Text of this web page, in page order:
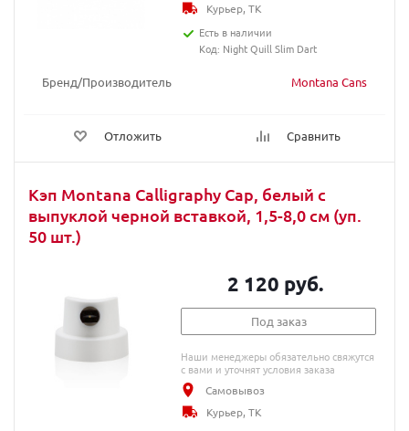
Бренд/Производитель Montana Cans
Отложить Сравнить
Курьер, ТК
Есть в наличии
Код: Night Quill Slim Dart
Кэп Montana Calligraphy Cap, белый с
выпуклой черной вставкой, 1,5-8,0 см (уп.
50 шт.)
2 120 руб.
Под заказ
Наши менеджеры обязательно свяжутся
с вами и уточнят условия заказа
Самовывоз
Курьер, ТК